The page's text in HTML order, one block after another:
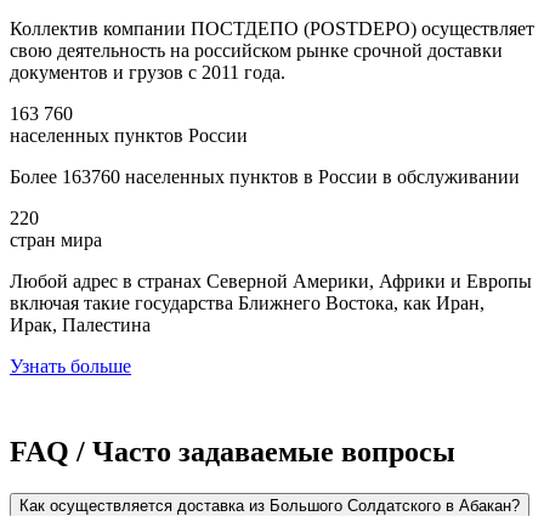
Коллектив компании ПОСТДЕПО (POSTDEPO) осуществляет
свою деятельность на российском рынке срочной доставки
документов и грузов с 2011 года.
163 760
населенных пунктов России
Более 163760 населенных пунктов в России в обслуживании
220
стран мира
Любой адрес в странах Северной Америки, Африки и Европы
включая такие государства Ближнего Востока, как Иран,
Ирак, Палестина
Узнать больше
FAQ / Часто задаваемые вопросы
Как осуществляется доставка из Большого Солдатского в Абакан?